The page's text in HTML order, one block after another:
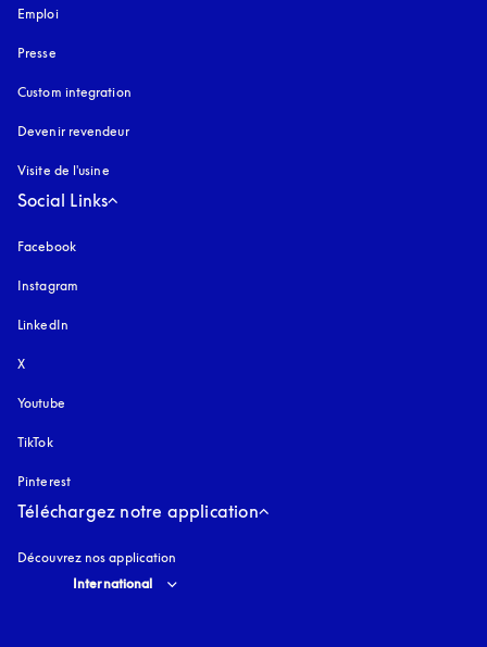
Emploi
Presse
Custom integration
Devenir revendeur
Visite de l'usine
Social Links
Facebook
Instagram
LinkedIn
X
Youtube
TikTok
Pinterest
Téléchargez notre application
Découvrez nos application
Select country and language
International